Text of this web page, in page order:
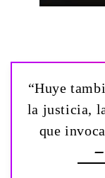
“Huye
la justicia,
que